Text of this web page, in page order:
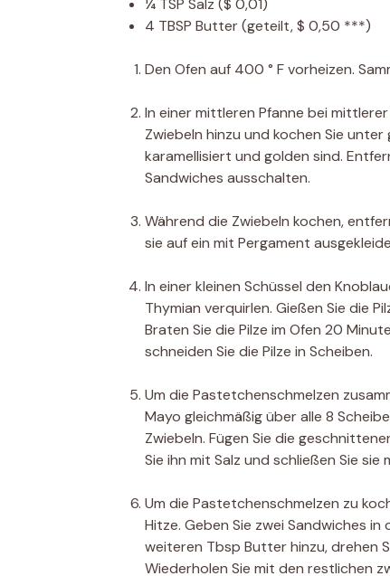
¼ TSP Salz ($ 0,01)
4 TBSP Butter(geteilt, $ 0,50 ***)
Den Ofen auf 400 ° F vorheizen.
In einer mittleren Pfanne bei
Zwiebeln hinzu und kochen Sie
karamellisiert und golden sind.
Sandwiches ausschalten.
Während die Zwiebeln kochen,
sie auf ein mit Pergament
In einer kleinen Schüssel den
Thymian verquirlen. Gießen Sie die
Braten Sie die Pilze im Ofen 20
schneiden Sie die Pilze in Scheiben.
Um die Pastetchenschmelzen
Mayo gleichmäßig über alle 8
Zwiebeln. Fügen Sie die
Sie ihn mit Salz und schließen Sie
Um die Pastetchenschmelzen zu
Hitze. Geben Sie zwei Sandwiches
weiteren Tbsp Butter hinzu, drehen
Wiederholen Sie mit den restlichen